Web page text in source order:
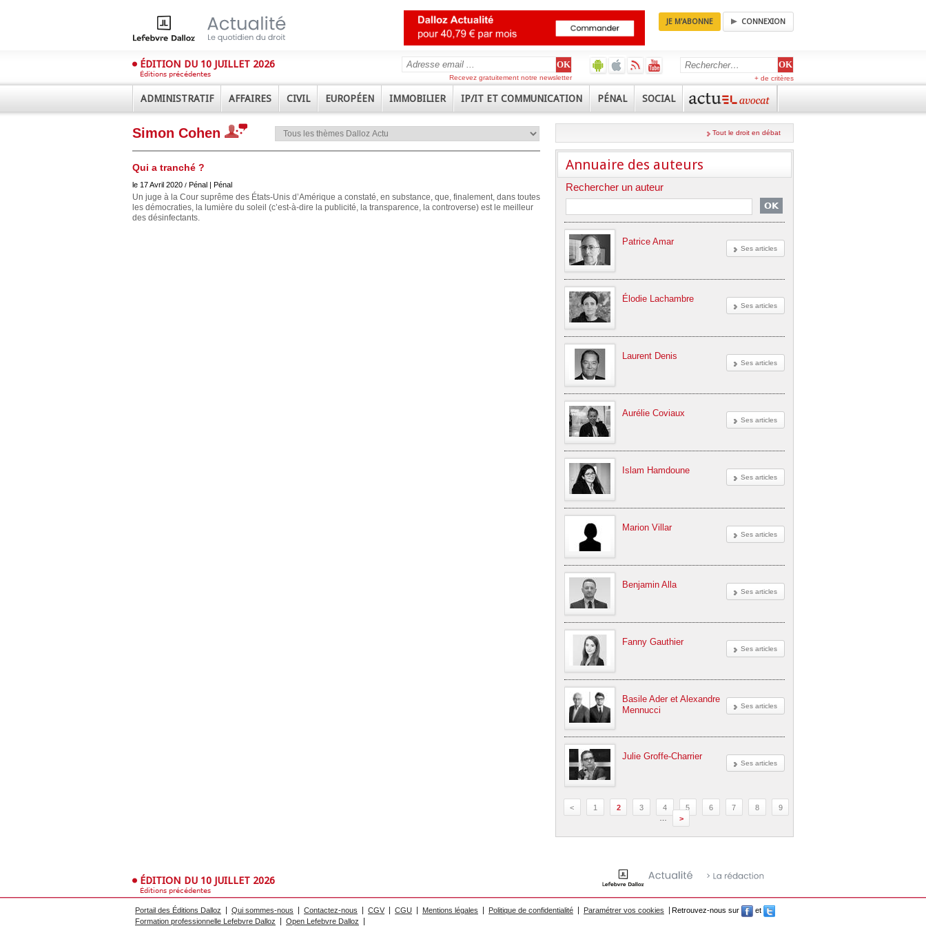
JE M'ABONNE CONNEXION
ÉDITION DU 10 JUILLET 2026
Éditions précédentes
+ de critères
Recevez gratuitement notre newsletter
ADMINISTRATIF AFFAIRES CIVIL EUROPÉEN IMMOBILIER IP/IT ET COMMUNICATION PÉNAL SOCIAL
Simon Cohen
Qui a tranché ?
le 17 Avril 2020 / Pénal | Pénal
Un juge à la Cour suprême des États-Unis d’Amérique a constaté, en substance, que, finalement, dans toutes
les démocraties, la lumière du soleil (c’est-à-dire la publicité, la transparence, la controverse) est le meilleur
des désinfectants.
Tout le droit en débat
Annuaire des auteurs
Rechercher un auteur
Ses articles
Patrice Amar
Ses articles
Élodie Lachambre
Ses articles
Laurent Denis
Ses articles
Aurélie Coviaux
Ses articles
Islam Hamdoune
Ses articles
Marion Villar
Ses articles
Benjamin Alla
Ses articles
Fanny Gauthier
Ses articles
Basile Ader et Alexandre
Mennucci
Ses articles
Julie Groffe-Charrier
< 1 2 3 4 5 6 7 8
9
>
ÉDITION DU 10 JUILLET 2026
Éditions précédentes
Portail des Éditions Dalloz Qui sommes-nous Contactez-nous CGV CGU Mentions légales Politique de confidentialité Paramétrer vos cookies Retrouvez-nous sur
et
Formation professionnelle Lefebvre Dalloz
Open Lefebvre Dalloz